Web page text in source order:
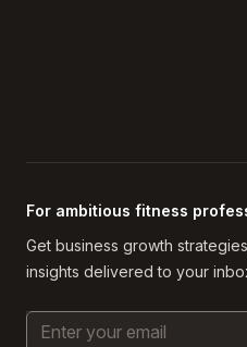
For ambitious fitness
Get business growth
insights delivered to your
Email Address